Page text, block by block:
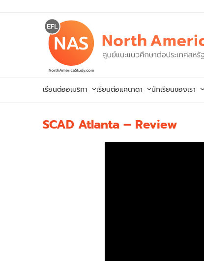
เรียนต่ออเมริกา เรียนต่อแคนาดา นักเรียนของเรา
SCAD Atlanta – Review